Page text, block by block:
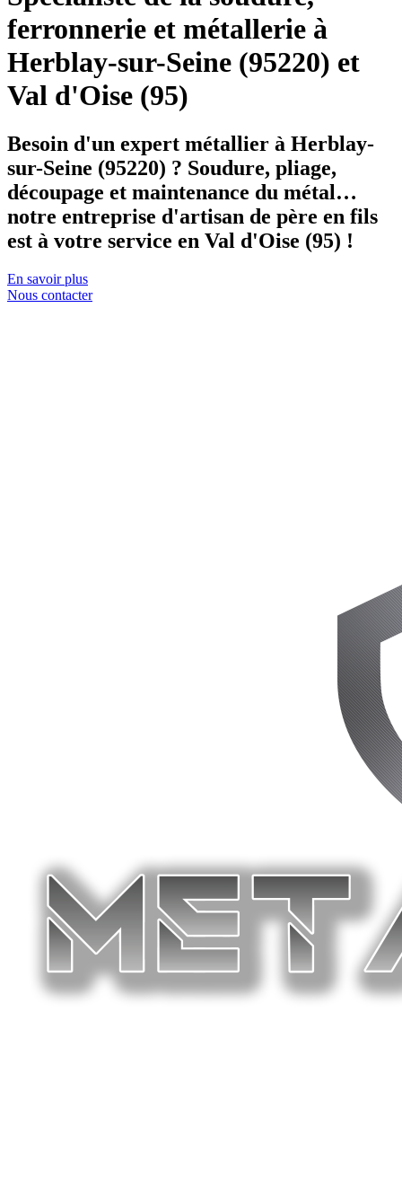
ferronnerie et métallerie à
Herblay-sur-Seine (95220) et
Val d'Oise (95)
Besoin d'un expert métallier à Herblay-
sur-Seine (95220) ? Soudure, pliage,
découpage et maintenance du métal…
notre entreprise d'artisan de père en fils
est à votre service en Val d'Oise (95) !
En savoir plus
Nous contacter